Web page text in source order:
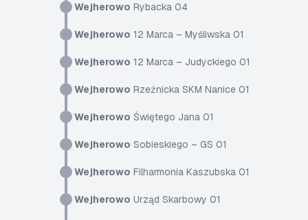
Wejherowo Rybacka 04
Wejherowo 12 Marca – Myśliwska 01
Wejherowo 12 Marca – Judyckiego 01
Wejherowo Rzeźnicka SKM Nanice 01
Wejherowo Świętego Jana 01
Wejherowo Sobieskiego – GS 01
Wejherowo Filharmonia Kaszubska 01
Wejherowo Urząd Skarbowy 01